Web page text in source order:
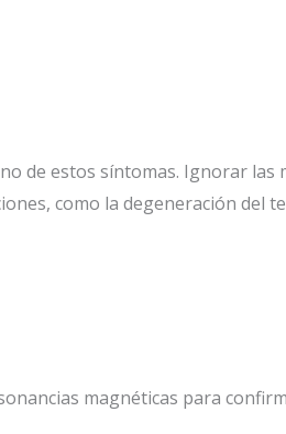
de estos síntomas. Ignorar
como la degeneración del
magnéticas para